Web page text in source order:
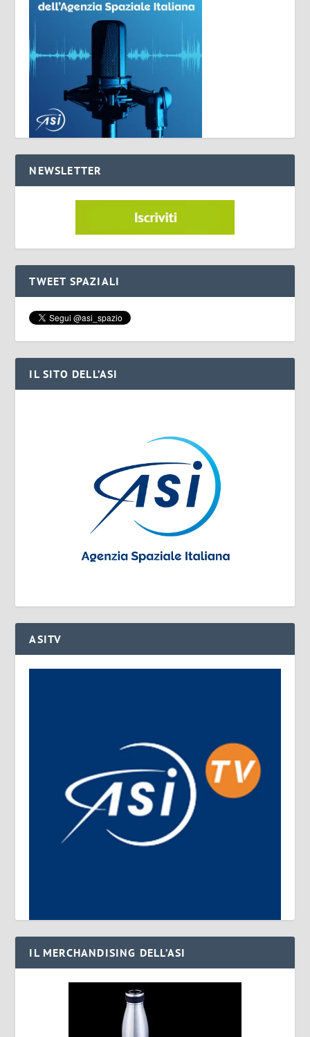
NEWSLETTER
TWEET SPAZIALI
IL SITO DELL’ASI
ASITV
IL MERCHANDISING DELL’ASI